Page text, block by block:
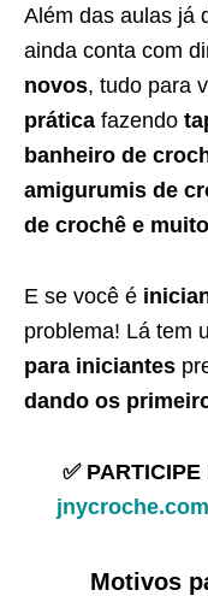
Além das aulas já
ainda conta com
novos, tudo para
prática fazendo
banheiro de
amigurumis de
de crochê e
E se você é
problema! Lá tem
para iniciantes
dando os
✅
Motivos